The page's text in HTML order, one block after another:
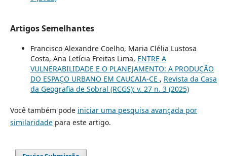
Artigos Semelhantes
Francisco Alexandre Coelho, Maria Clélia Lustosa
Costa, Ana Letícia Freitas Lima, ENTRE A
VULNERABILIDADE E O PLANEJAMENTO: A PRODUÇÃO
DO ESPAÇO URBANO EM CAUCAIA-CE , Revista da Casa
da Geografia de Sobral (RCGS): v. 27 n. 3 (2025)
Você também pode iniciar uma pesquisa avançada por
similaridadepara este artigo.